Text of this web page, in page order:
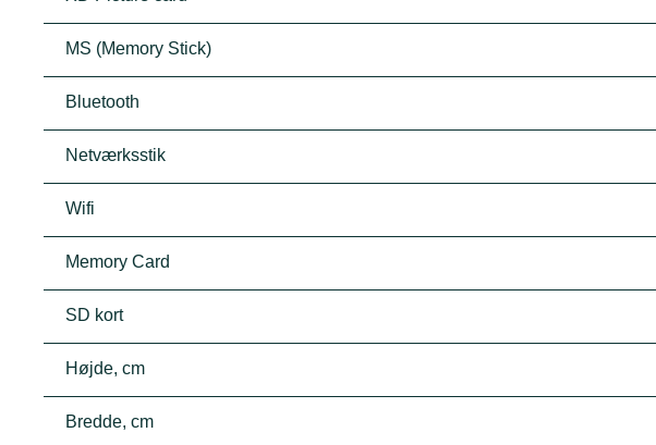
MS (Memory Stick)
Bluetooth
Netværksstik
Wifi
Memory Card
SD kort
Højde, cm
Bredde, cm